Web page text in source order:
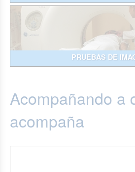
PRUEBAS DE
Acompañando a
acompaña